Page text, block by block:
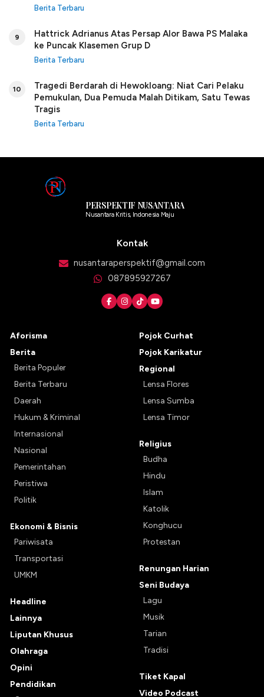
Berita Terbaru
9
Hattrick Adrianus Atas Persap Alor Bawa PS Malaka
ke Puncak Klasemen Grup D
Berita Terbaru
10
Tragedi Berdarah di Hewokloang: Niat Cari Pelaku
Pemukulan, Dua Pemuda Malah Ditikam, Satu Tewas
Tragis
Berita Terbaru
PERSPEKTIF NUSANTARA
Nusantara Kritis, Indonesia Maju
Kontak
nusantaraperspektif@gmail.com
087895927267
Aforisma
Berita
Berita Populer
Berita Terbaru
Daerah
Hukum & Kriminal
Internasional
Nasional
Pemerintahan
Peristiwa
Politik
Ekonomi & Bisnis
Pariwisata
Transportasi
UMKM
Headline
Lainnya
Liputan Khusus
Olahraga
Opini
Pendidikan
Pojok Curhat
Pojok Karikatur
Regional
Lensa Flores
Lensa Sumba
Lensa Timor
Religius
Budha
Hindu
Islam
Katolik
Konghucu
Protestan
Renungan Harian
Seni Budaya
Lagu
Musik
Tarian
Tradisi
Tiket Kapal
Video Podcast